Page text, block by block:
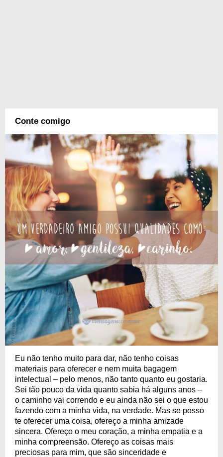
Conte comigo
Eu não tenho muito para dar, não tenho coisas
materiais para oferecer e nem muita bagagem
intelectual – pelo menos, não tanto quanto eu gostaria.
Sei tão pouco da vida quanto sabia há alguns anos –
o caminho vai correndo e eu ainda não sei o que estou
fazendo com a minha vida, na verdade. Mas se posso
te oferecer uma coisa, ofereço a minha amizade
sincera. Ofereço o meu coração, a minha empatia e a
minha compreensão. Ofereço as coisas mais
preciosas para mim, que são sinceridade e